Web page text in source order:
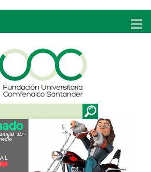
UNC
ADMISIONES
PROGRAMAS
TÉCNICOS LABORALES
BIBLIOTECA